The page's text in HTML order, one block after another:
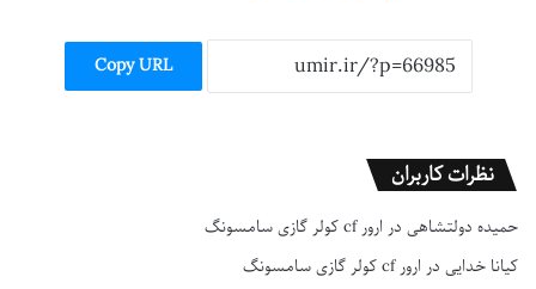
Copy URL
نظرات کاربران
حمیده دولتشاهی در ارور cf کولر گازی سامسونگ
کیانا خدایی در ارور cf کولر گازی سامسونگ